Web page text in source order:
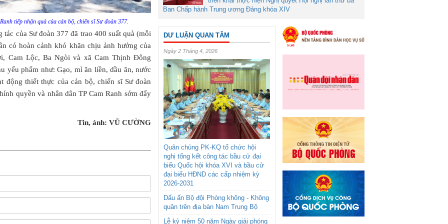
tiếp nhận quà của cán bộ, chiến sĩ Sư đoàn 377.
của Sư đoàn 377 đã trao 400 suất quà (mỗi
có hoàn cảnh khó khăn chịu ảnh hưởng của
Cam Lộc, Ba Ngòi và xã Cam Thịnh Đông
yếu phẩm như: Gạo, mì ăn liền, dầu ăn, nước
động thiết thực của cán bộ, chiến sĩ Sư đoàn
quyền và nhân dân TP Cam Ranh sớm đẩy
Tin, ảnh: VŨ CƯỜNG
Ban Chấp hành Trung ương Đảng khóa XIV
DƯ LUẬN QUAN TÂM
Ngày 2 Tháng 4, 2026
Quân chủng PK-KQ tổ chức hội
nghị tổng kết công tác bầu cử đại
biểu Quốc hội khóa XVI và bầu cử
đại biểu HĐND các cấp nhiệm kỳ
2026-2031
Dấu ấn Bộ đội Phòng không - Không
quân trên địa bàn Nam Trung Bộ
Lễ kỷ niệm 50 năm Ngày giải phóng